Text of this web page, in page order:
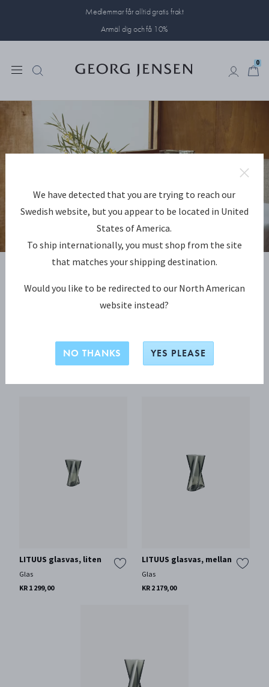
Medlemmar får alltid gratis frakt
Anmäl dig och få 10%
0
Lituus-vaserna
karaktär.
LITUUS glasvas, liten
Glas
KR 1 299,00
LITUUS glasvas, mellan
Glas
KR 2 179,00
We have detected that you are trying to reach our
Swedish website, but you appear to be located in United
States of America.
To ship internationally, you must shop from the site
that matches your shipping destination.
Would you like to be redirected to our North American
website instead?
NO THANKS YES PLEASE